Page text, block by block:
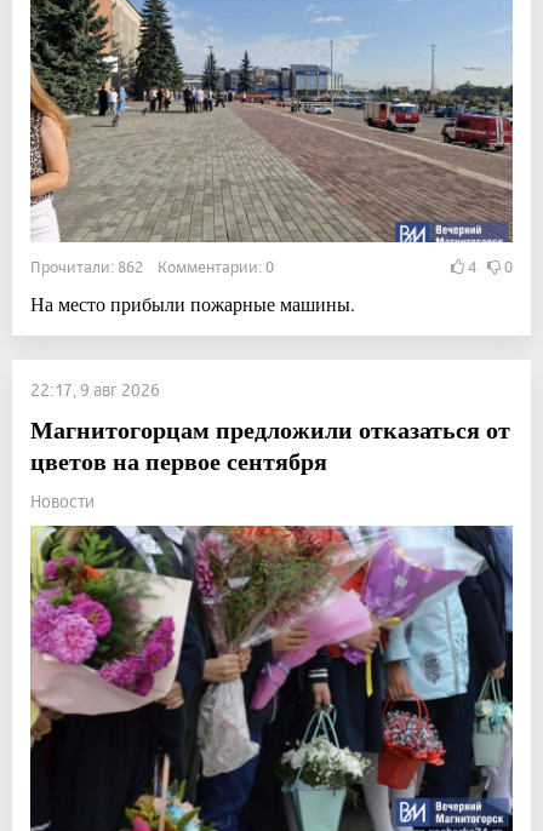
Прочитали: 862 Комментарии: 0 4 0
На место прибыли пожарные машины.
22:17, 9 авг 2026
Магнитогорцам предложили отказаться от
цветов на первое сентября
Новости